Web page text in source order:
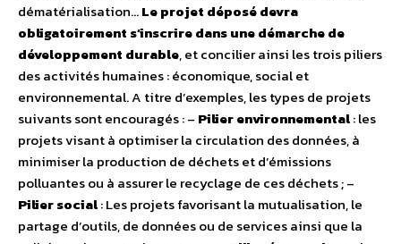
dématérialisation…Le projet déposé devra
obligatoirement s’inscrire dans une démarche de
développement durable, et concilier ainsi les trois piliers
des activités humaines : économique, social et
environnemental. A titre d’exemples, les types de projets
suivants sont encouragés : – Pilier environnemental: les
projets visant à optimiser la circulation des données, à
minimiser la production de déchets et d’émissions
polluantes ou à assurer le recyclage de ces déchets ; –
Pilier social: Les projets favorisant la mutualisation, le
partage d’outils, de données ou de services ainsi que la